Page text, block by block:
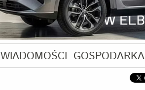
WIADOMOŚCI GOSPODARKA